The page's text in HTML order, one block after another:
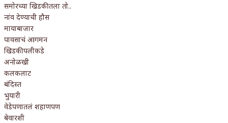
समोरच्या खिडकीतला तो..
नांव देण्याची हौस
मायाबाजार
पावसाचं आगमन
खिडकीपलीकडे
अनोळखी
कलकलाट
बंदिस्त
भुयारी
वेडेपणातलं शहाणपण
बेवारशी